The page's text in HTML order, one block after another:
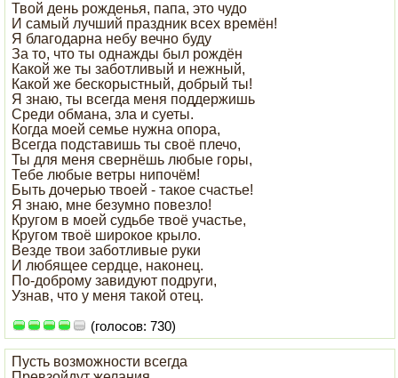
Твой день рожденья, папа, это чудо
И самый лучший праздник всех времён!
Я благодарна небу вечно буду
За то, что ты однажды был рождён
Какой же ты заботливый и нежный,
Какой же бескорыстный, добрый ты!
Я знаю, ты всегда меня поддержишь
Среди обмана, зла и суеты.
Когда моей семье нужна опора,
Всегда подставишь ты своё плечо,
Ты для меня свернёшь любые горы,
Тебе любые ветры нипочём!
Быть дочерью твоей - такое счастье!
Я знаю, мне безумно повезло!
Кругом в моей судьбе твоё участье,
Кругом твоё широкое крыло.
Везде твои заботливые руки
И любящее сердце, наконец.
По-доброму завидуют подруги,
Узнав, что у меня такой отец.
(голосов: 730)
Пусть возможности всегда